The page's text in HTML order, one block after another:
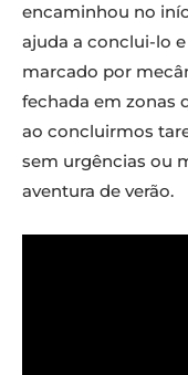
encaminhou no
ajuda a conclui-lo
marcado por
fechada em zonas
ao concluirmos
sem urgências ou
aventura de verão.